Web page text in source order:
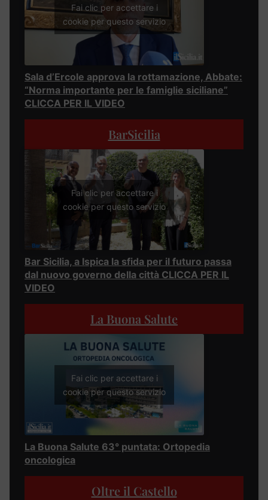
Fai clic per accettare i
cookie per questo servizio
Sala d’Ercole approva la rottamazione, Abbate:
“Norma importante per le famiglie siciliane”
CLICCA PER IL VIDEO
BarSicilia
Fai clic per accettare i
cookie per questo servizio
Bar Sicilia, a Ispica la sfida per il futuro passa
dal nuovo governo della città CLICCA PER IL
VIDEO
La Buona Salute
Fai clic per accettare i
cookie per questo servizio
La Buona Salute 63° puntata: Ortopedia
oncologica
Oltre il Castello